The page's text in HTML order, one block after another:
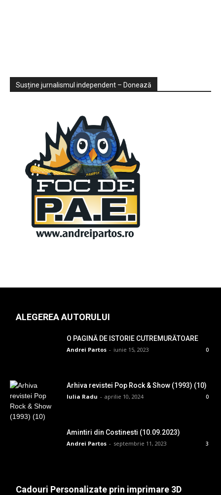
Sondaje
Video
Susține jurnalismul independent – Donează
ALEGEREA AUTORULUI
O PAGINĂ DE ISTORIE CUTREMURĂTOARE
Andrei Partos - iunie 15, 2023 0
Arhiva revistei Pop Rock & Show (1993) (10)
Iulia Radu - aprilie 10, 2024 0
Amintiri din Costinesti (10.09.2023)
Andrei Partos - septembrie 11, 2023 3
Cadouri Personalizate prin imprimare 3D